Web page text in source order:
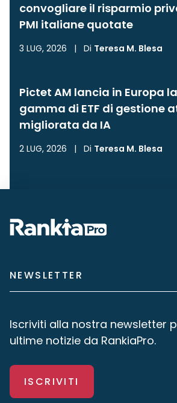
convogliare il risparmio
PMI italiane quotate
3 LUG, 2026 | Di Teresa M. Blesa
Pictet AM lancia in Europa
gamma di ETF di gestione
migliorata da IA
2 LUG, 2026 | Di Teresa M. Blesa
NEWSLETTER
Iscriviti alla nostra newsletter
ultime notizie da RankiaPro.
ISCRIVITI